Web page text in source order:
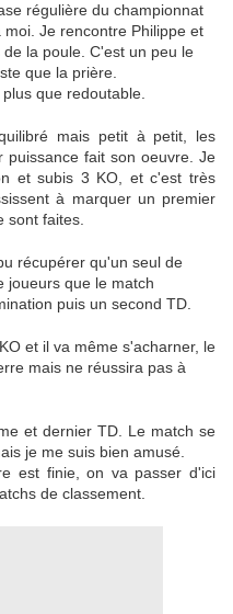
régulière du championnat
Je rencontre Philippe et
la poule. C'est un peu le
que la prière.
que redoutable.
mais petit à petit, les
fait son oeuvre. Je
et subis 3 KO, et c'est très
à marquer un premier
sont faites.
récupérer qu'un seul de
joueurs que le match
puis un second TD.
et il va même s'acharner, le
mais ne réussira pas à
et dernier TD. Le match se
je me suis bien amusé.
est finie, on va passer d'ici
de classement.